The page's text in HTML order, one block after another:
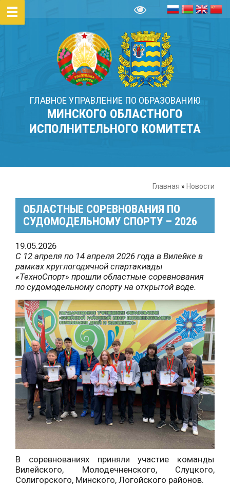
ГЛАВНОЕ УПРАВЛЕНИЕ ПО ОБРАЗОВАНИЮ
МИНСКОГО ОБЛАСТНОГО
ИСПОЛНИТЕЛЬНОГО КОМИТЕТА
Главная » Новости
ОБЛАСТНЫЕ СОРЕВНОВАНИЯ ПО
СУДОМОДЕЛЬНОМУ СПОРТУ – 2026
19.05.2026
С 12 апреля по 14 апреля 2026 года в Вилейке в
рамках круглогодичной спартакиады
«ТехноСпорт» прошли областные соревнования
по судомодельному спорту на открытой воде.
В соревнованиях приняли участие команды
Вилейского, Молодечненского, Слуцкого,
Солигорского, Минского, Логойского районов.